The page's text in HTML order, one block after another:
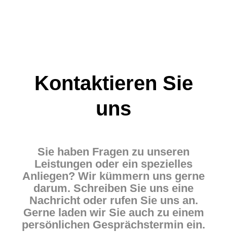
Kontaktieren Sie
uns
Sie haben Fragen zu unseren
Leistungen oder ein spezielles
Anliegen? Wir kümmern uns gerne
darum. Schreiben Sie uns eine
Nachricht oder rufen Sie uns an.
Gerne laden wir Sie auch zu einem
persönlichen Gesprächs­termin ein.